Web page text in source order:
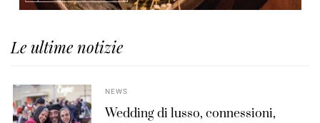
Le ultime notizie
NEWS
Wedding di lusso, connessioni,